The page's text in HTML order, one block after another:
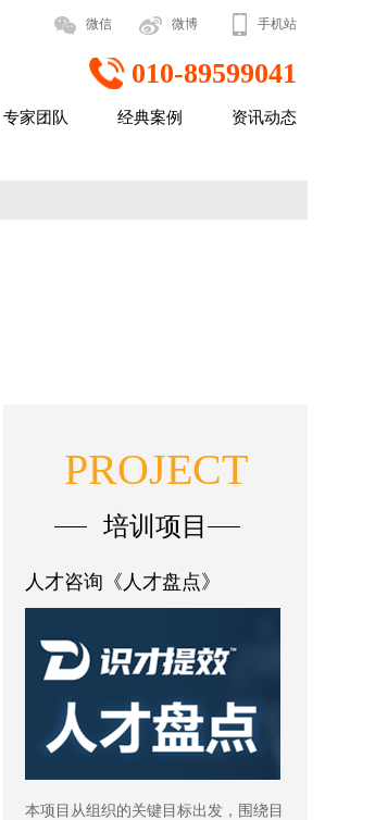
微信 微博 手机站
010-89599041
专家团队 经典案例 资讯动态
PROJECT
培训项目
人才咨询《人才盘点》
本项目从组织的关键目标出发，围绕目